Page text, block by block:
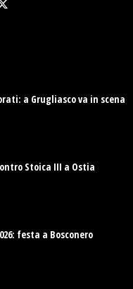
a Grugliasco va in scena
Stoica III a Ostia
festa a Bosconero